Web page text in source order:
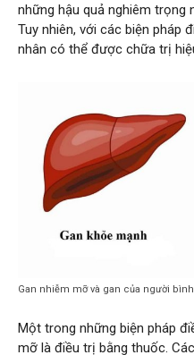
những hậu quả nghiêm trọng
Tuy nhiên, với các biện pháp
nhân có thể được chữa trị
Gan nhiễm mỡ và gan của người
Một trong những biện pháp
mỡ là điều trị bằng thuốc.